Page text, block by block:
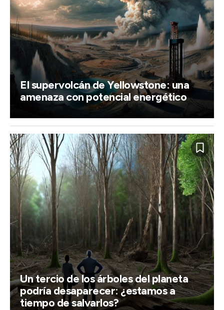
El supervolcán de Yellowstone: una
amenaza con potencial energético
Un tercio de los árboles del planeta
podría desaparecer: ¿estamos a
tiempo de salvarlos?